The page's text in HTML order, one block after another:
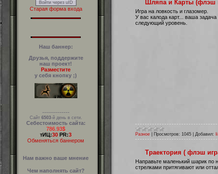
Войти через uID
Старая форма входа
Наш баннер:
Друзья, поддержите
наш проект!
Разместите
у себя кнопку ;)
--------------
Сайт 6503-й день в сети.
Себестоимость сайта:
786.93$
тИЦ:30 PR:3
Обменяться баннером
Нам важно ваше мнение
Чем наполнять сайт?
Шляпа и Карты (флэш
Игра на ловкость и глазомер.
У вас калода карт... ваша
следующий уровень.
Разное Просмотров: 1045 Добавил:
Траектория ( флэш
Направьте маленький шарик по
стрелками притягивают или